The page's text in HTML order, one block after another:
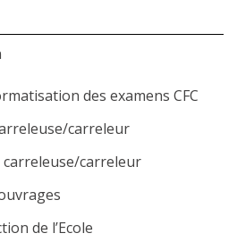
des examens CFC
carreleur
carreleur
de l’Ecole